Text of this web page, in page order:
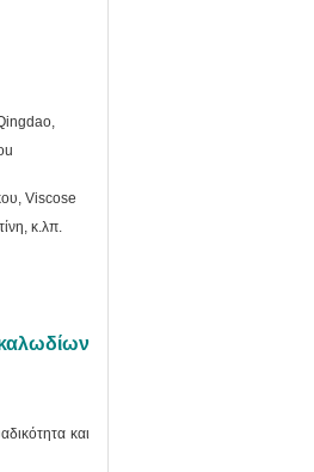
Viscose
κ.λπ.
και